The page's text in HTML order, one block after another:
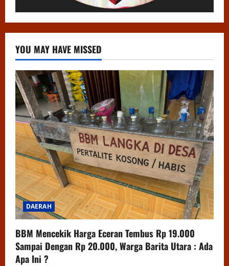
YOU MAY HAVE MISSED
DAERAH
BBM Mencekik Harga Eceran Tembus Rp 19.000
Sampai Dengan Rp 20.000, Warga Barita Utara : Ada
Apa Ini ?